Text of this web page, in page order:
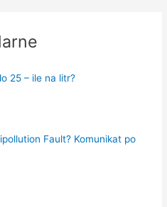
25 – ile na litr?
Fault? Komunikat po